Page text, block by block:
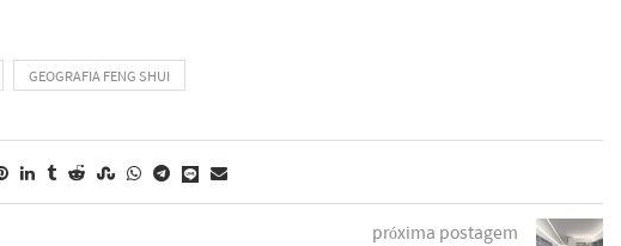
GEOGRAFIA FENG SHUI
próxima postagem